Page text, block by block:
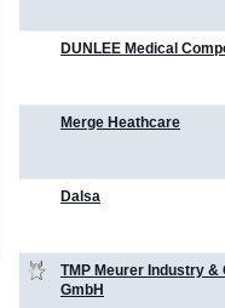
DUNLEE Medical
Merge Heathcare
Dalsa
TMP Meurer Industry &
GmbH